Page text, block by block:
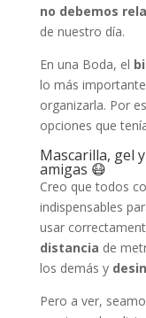
no debemos
de nuestro día.
En una Boda, el
lo más
organizarla. Por
opciones que
Mascarilla, gel
amigas 😷
Creo que todos
indispensables
usar
distancia de
los demás y
Pero a ver,